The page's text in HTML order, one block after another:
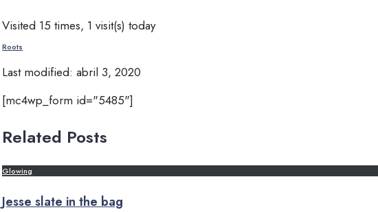
Visited 15 times, 1 visit(s) today
Roots
Last modified: abril 3, 2020
[mc4wp_form id="5485"]
Related Posts
Glowing
Jesse slate in the bag